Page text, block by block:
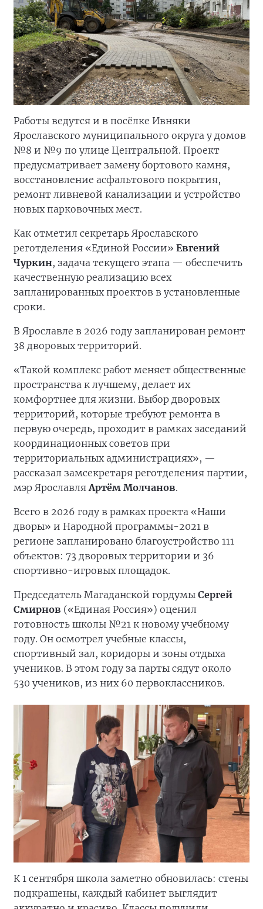
Работы ведутся и в посёлке Ивняки
Ярославского муниципального округа у домов
№8 и №9 по улице Центральной. Проект
предусматривает замену бортового камня,
восстановление асфальтового покрытия,
ремонт ливневой канализации и устройство
новых парковочных мест.
Как отметил секретарь Ярославского
реготделения «Единой России» Евгений
Чуркин, задача текущего этапа — обеспечить
качественную реализацию всех
запланированных проектов в установленные
сроки.
В Ярославле в 2026 году запланирован ремонт
38 дворовых территорий.
«Такой комплекс работ меняет общественные
пространства к лучшему, делает их
комфортнее для жизни. Выбор дворовых
территорий, которые требуют ремонта в
первую очередь, проходит в рамках заседаний
координационных советов при
территориальных администрациях», —
рассказал замсекретаря реготделения партии,
мэр ЯрославляАртём Молчанов.
Всего в 2026 году в рамках проекта «Наши
дворы» и Народной программы-2021 в
регионе запланировано благоустройство 111
объектов: 73 дворовых территории и 36
спортивно-игровых площадок.
Председатель Магаданской гордумы Сергей
Смирнов («Единая Россия») оценил
готовность школы №21 к новому учебному
году. Он осмотрел учебные классы,
спортивный зал, коридоры и зоны отдыха
учеников. В этом году за парты сядут около
530 учеников, из них 60 первоклассников.
К 1 сентября школа заметно обновилась: стены
подкрашены, каждый кабинет выглядит